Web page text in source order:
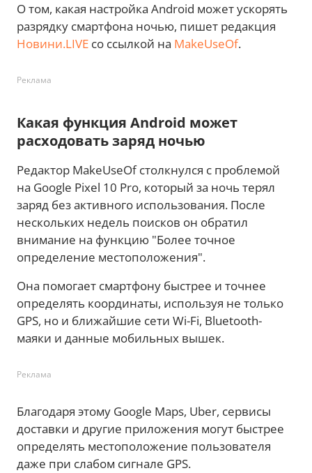
О том, какая настройка Android может ускорять
разрядку смартфона ночью, пишет редакция
Новини.LIVE со ссылкой на MakeUseOf.
Реклама
Какая функция Android может
расходовать заряд ночью
Редактор MakeUseOf столкнулся с проблемой
на Google Pixel 10 Pro, который за ночь терял
заряд без активного использования. После
нескольких недель поисков он обратил
внимание на функцию "Более точное
определение местоположения".
Она помогает смартфону быстрее и точнее
определять координаты, используя не только
GPS, но и ближайшие сети Wi-Fi, Bluetooth-
маяки и данные мобильных вышек.
Реклама
Благодаря этому Google Maps, Uber, сервисы
доставки и другие приложения могут быстрее
определять местоположение пользователя
даже при слабом сигнале GPS.